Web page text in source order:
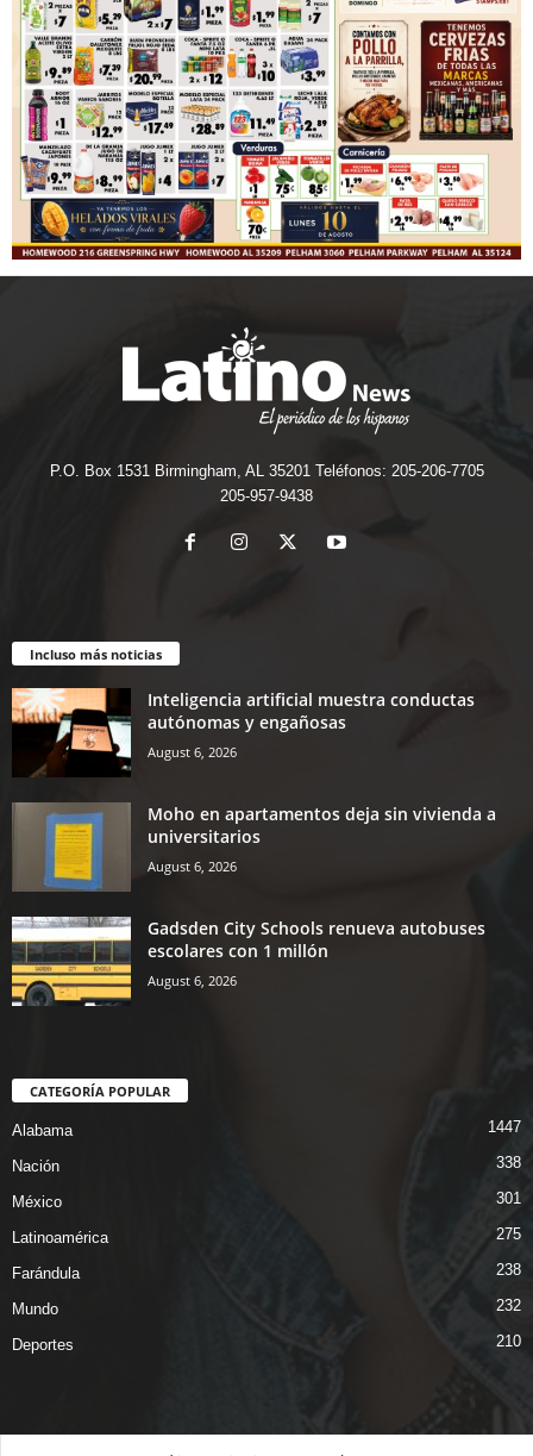
P.O. Box 1531 Birmingham, AL 35201 Teléfonos: 205-206-7705
205-957-9438
Incluso más noticias
Inteligencia artificial muestra conductas
autónomas y engañosas
August 6, 2026
Moho en apartamentos deja sin vivienda a
universitarios
August 6, 2026
Gadsden City Schools renueva autobuses
escolares con 1 millón
August 6, 2026
CATEGORÍA POPULAR
Alabama 1447
Nación 338
México 301
Latinoamérica 275
Farándula 238
Mundo 232
Deportes 210